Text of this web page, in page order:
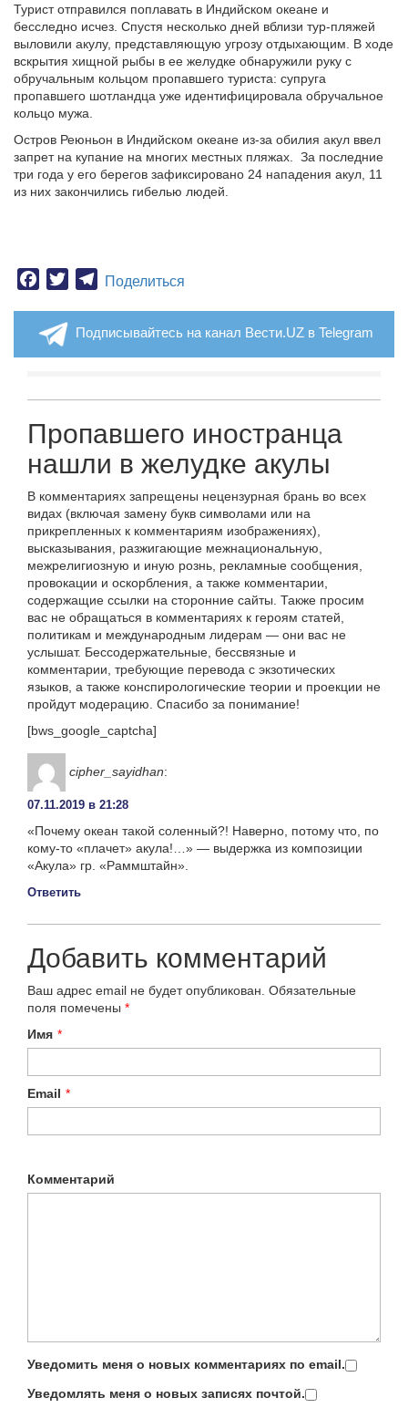
Турист отправился поплавать в Индийском океане и
бесследно исчез. Спустя несколько дней вблизи тур-пляжей
выловили акулу, представляющую угрозу отдыхающим. В ходе
вскрытия хищной рыбы в ее желудке обнаружили руку с
обручальным кольцом пропавшего туриста: супруга
пропавшего шотландца уже идентифицировала обручальное
кольцо мужа.
Остров Реюньон в Индийском океане из-за обилия акул ввел
запрет на купание на многих местных пляжах. За последние
три года у его берегов зафиксировано 24 нападения акул, 11
из них закончились гибелью людей.
Facebook
TwitterTelegram
Поделиться
Подписывайтесь на канал Вести.UZ в Telegram
Пропавшего иностранца
нашли в желудке акулы
В комментариях запрещены нецензурная брань во всех
видах (включая замену букв символами или на
прикрепленных к комментариям изображениях),
высказывания, разжигающие межнациональную,
межрелигиозную и иную рознь, рекламные сообщения,
провокации и оскорбления, а также комментарии,
содержащие ссылки на сторонние сайты. Также просим
вас не обращаться в комментариях к героям статей,
политикам и международным лидерам — они вас не
услышат. Бессодержательные, бессвязные и
комментарии, требующие перевода с экзотических
языков, а также конспирологические теории и проекции не
пройдут модерацию. Спасибо за понимание!
[bws_google_captcha]
cipher_sayidhan:
07.11.2019 в 21:28
«Почему океан такой соленный?! Наверно, потому что, по
кому-то «плачет» акула!…» — выдержка из композиции
«Акула» гр. «Раммштайн».
Ответить
Добавить комментарий
Ваш адрес email не будет опубликован. Обязательные
поля помечены *
Имя *
Email *
Комментарий
Уведомить меня о новых комментариях по email.
Уведомлять меня о новых записях почтой.